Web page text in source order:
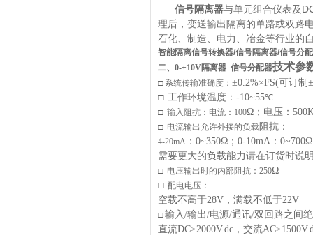
信号隔离器与单元组合仪表及
理后，变送输出隔离的单路或双路
石化、制造、电力、冶金等行业的
智能隔离信号转换器/信号隔离器/信号分
二、0-±10V隔离器 信号分配器技术参
□ 系统传输准确度： ±0.2%×FS(可订制±
□ 工作环境温度： -10~55℃
□ 输入阻抗： 电流 ： 100Ω；电压：
□ 电流输出允许外接的负载阻抗：
4-20mA ： 0~350Ω； 0-10mA ： 0~700Ω
需要更大的负载能力请在订货时说
□ 电压输出时的内部阻抗： 250Ω
□ 配电电压 ：
空载不高于28V ，满载不低于22V
□输入/输出/电源/通讯/双回路之间
直流DC≥2000V.dc ，交流AC≥